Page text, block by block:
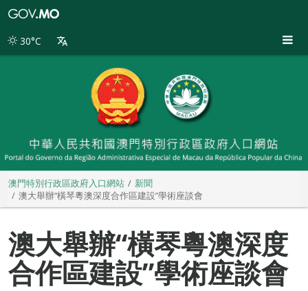
別
30°C
澳門特別行政區政府入口網站
新聞
澳大舉辦“橫琴粵澳深度合作區建設”學術座談會
澳大舉辦“橫琴粵澳深度
合作區建設”學術座談會